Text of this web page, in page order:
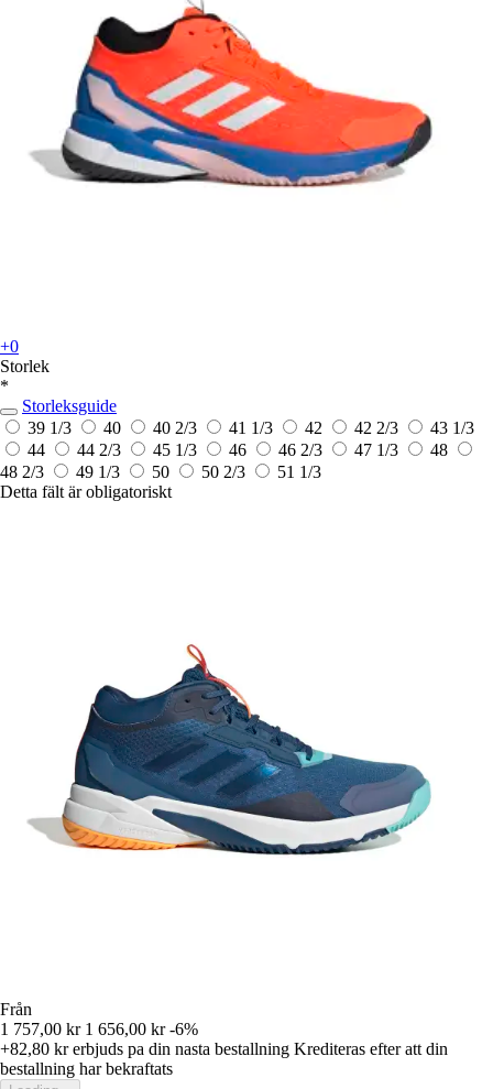
+0
Storlek
*
Storleksguide
39 1/3
40 40 2/3 41 1/3 42 42 2/3
43 1/3
44
44 2/3 45 1/3 46 46 2/3 47 1/3
48
48 2/3
49 1/3 50 50 2/3
51 1/3
Detta fält är obligatoriskt
Från
1 757,00 kr 1 656,00 kr -6%
+82,80 krerbjuds pa din nasta bestallning Krediteras efter att din
bestallning har bekraftats